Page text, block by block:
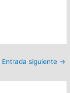
Entrada siguiente →